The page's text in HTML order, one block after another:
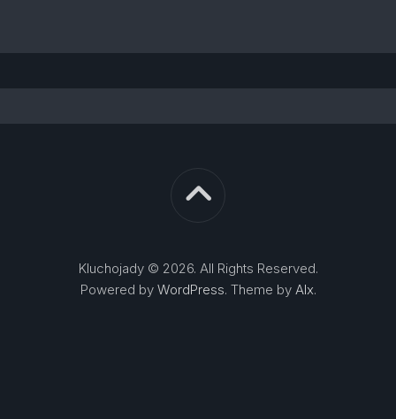
Kluchojady © 2026. All Rights Reserved.
Powered by WordPress. Theme by Alx.